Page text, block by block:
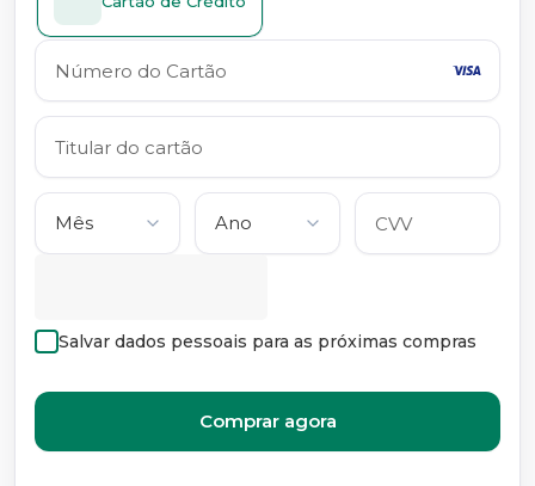
Salvar dados pessoais para as próximas compras
Comprar agora